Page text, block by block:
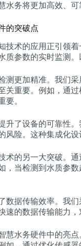
水务将更加高效、
的突破点
技术的应用正引领
质参数的实时监测
测更加精准。我们
关重要。例如，通
要。
升了设备的可靠性
风险。这种集成化
术的另一大突破。
，当检测到水质参
数据传输效率。我
速的数据传输能力，
慧水务硬件中的亮